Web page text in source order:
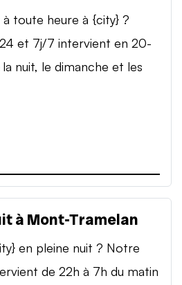
toute heure à {city} ?
et 7j/7 intervient en 20-
nuit, le dimanche et les
à Mont-Tramelan
en pleine nuit ? Notre
de 22h à 7h du matin